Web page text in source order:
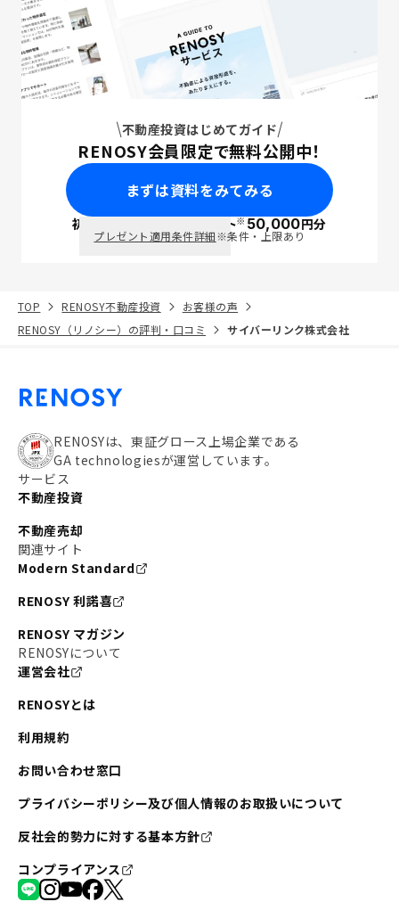
不動産投資はじめてガイド
RENOSY会員限定で無料公開中！
まずは資料をみてみる
初回面談で ポイント※50,000円分
プレゼント適用条件詳細※条件・上限あり
TOP RENOSY不動産投資
お客様の声
RENOSY（リノシー）の評判・口コミ
サイバーリンク株式会社
RENOSYは、東証グロース上場企業である
GA technologiesが運営しています。
サービス
不動産投資
不動産売却
関連サイト
Modern Standard
RENOSY 利諾喜
RENOSY マガジン
RENOSYについて
運営会社
RENOSYとは
利用規約
お問い合わせ窓口
プライバシーポリシー及び個人情報のお取扱いについて
反社会的勢力に対する基本方針
コンプライアンス